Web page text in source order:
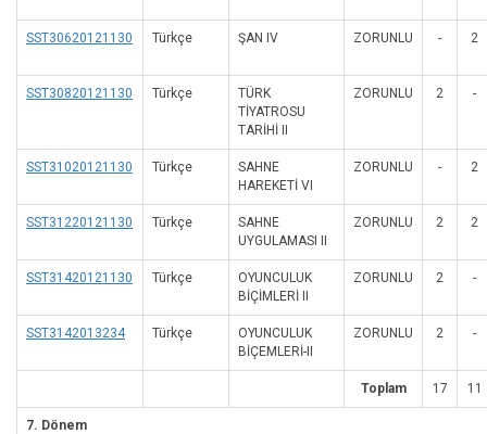
SST30620121130 Türkçe ŞAN IV ZORUNLU - 2
SST30820121130 Türkçe
TÜRK
TİYATROSU
TARİHİ II
ZORUNLU 2 -
SST31020121130 Türkçe
SAHNE
HAREKETİ VI
ZORUNLU - 2
SST31220121130 Türkçe
SAHNE
UYGULAMASI II
ZORUNLU 2 2
SST31420121130 Türkçe
OYUNCULUK
BİÇİMLERİ II
ZORUNLU 2 -
SST3142013234 Türkçe
OYUNCULUK
BİÇEMLERİ-II
ZORUNLU 2 -
Toplam 17 11
7. Dönem